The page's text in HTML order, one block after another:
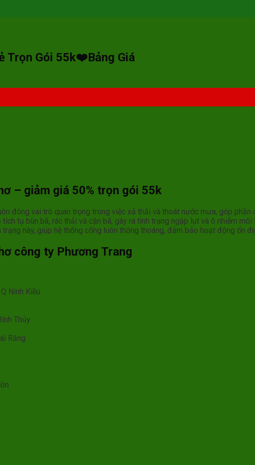
Trọn Gói 55k❤️Bảng Giá
– giảm giá 50% trọn gói 55k
đóng vai trò quan trọng trong việc xả thải và thoát nước mưa, góp phần
tụ bùn bã, rác thải và cặn bã, gây ra tình trạng ngập lụt và ô nhiễm
này, giúp hệ thống cống luôn thông thoáng, đảm bảo hoạt động ổn
công ty Phương Trang
Ninh Kiều
Thủy
Răng